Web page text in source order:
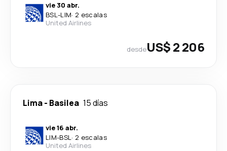
vie 30 abr.
BSL-LIM· 2 escalas
United Airlines
desdeUS$ 2 206
Lima- Basilea 15 días
vie 16 abr.
LIM-BSL· 2 escalas
United Airlines